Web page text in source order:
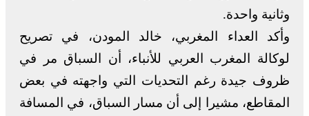
وثانية واحدة.
وأكد العداء المغربي، خالد المودن، في تصريح
لوكالة المغرب العربي للأنباء، أن السباق مر في
ظروف جيدة رغم التحديات التي واجهته في بعض
المقاطع، مشيرا إلى أن مسار السباق، في المسافة